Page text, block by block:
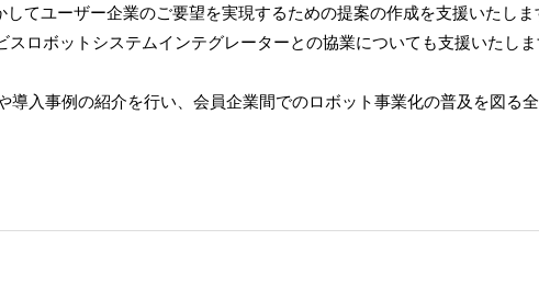
てユーザー企業のご要望を実現するための提案の作成を支援いたしま
ロボットシステムインテグレーターとの協業についても支援いたしま
入事例の紹介を行い、会員企業間でのロボット事業化の普及を図る全